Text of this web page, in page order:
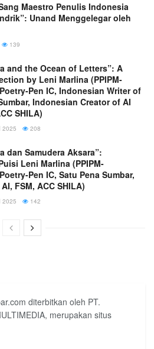
Maestro Penulis Indonesia
Unand Menggelegar oleh
139
and the Ocean of Letters”: A
by Leni Marlina (PPIPM-
Pen IC, Indonesian Writer of
Indonesian Creator of AI
SHILA)
2025 208
dan Samudera Aksara”:
Leni Marlina (PPIPM-
Pen IC, Satu Pena Sumbar,
FSM, ACC SHILA)
2025 142
diterbitkan oleh PT.
merupakan situs